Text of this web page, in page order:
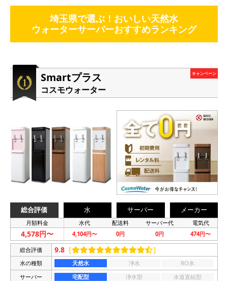
埼玉県で選ぶ！おいしい天然水
ウォーターサーバーおすすめランキング
Smartプラス
コスモウォーター
キャンペーン
総合評価 水 サーバー メーカー
月額料金 水代 配送料 サーバー代 電気代
4,578円〜 4,104円〜 0円 0円 474円〜
総合評価 9.8 ［ ］
水の種類 天然水 浄水
RO水
サーバー
宅配型 浄水型
水道直結型